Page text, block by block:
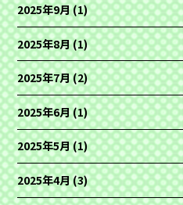
2025年9月(1)
2025年8月(1)
2025年7月(2)
2025年6月(1)
2025年5月(1)
2025年4月(3)